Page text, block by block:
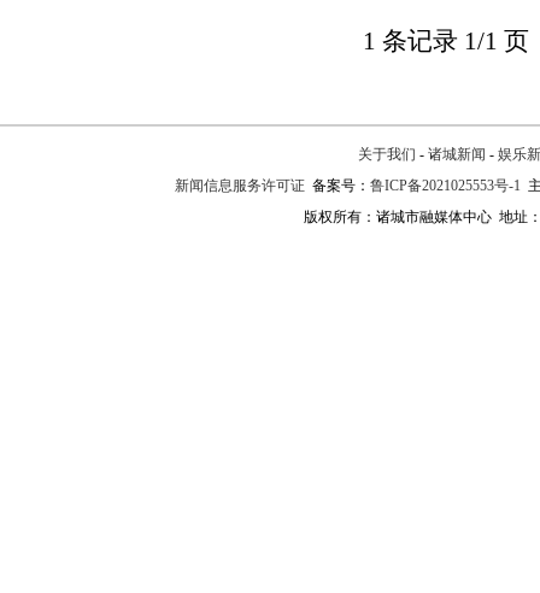
1 条记录 1/1 页
关于我们 - 诸城新闻 - 娱乐
新闻信息服务许可证备案号： 鲁ICP备2021025553号-1
版权所有：诸城市融媒体中心 地址